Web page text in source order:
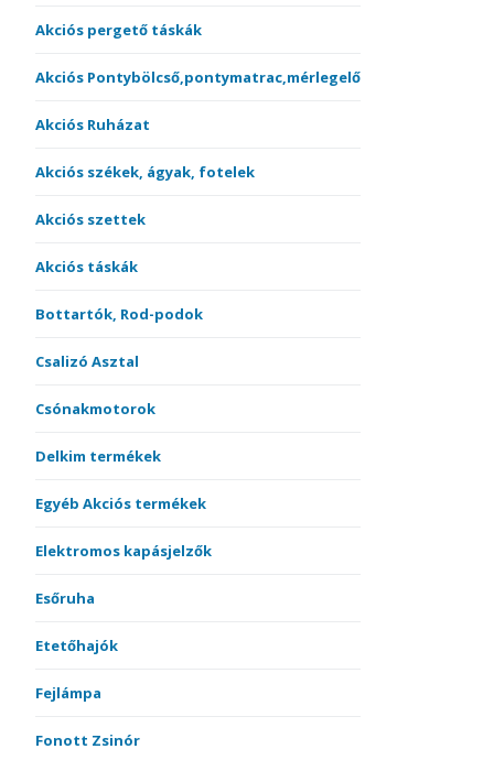
Akciós pergető táskák
Akciós Pontybölcső,pontymatrac,mérlegelő
Akciós Ruházat
Akciós székek, ágyak, fotelek
Akciós szettek
Akciós táskák
Bottartók, Rod-podok
Csalizó Asztal
Csónakmotorok
Delkim termékek
Egyéb Akciós termékek
Elektromos kapásjelzők
Esőruha
Etetőhajók
Fejlámpa
Fonott Zsinór